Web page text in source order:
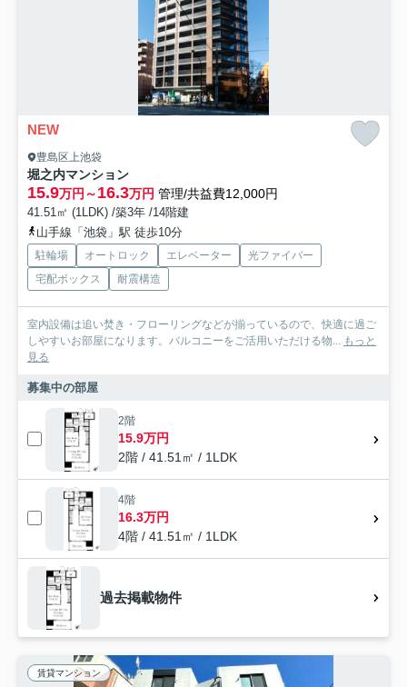
NEW
豊島区上池袋
堀之内マンション
15.9万円～16.3万円 管理/共益費12,000円
41.51㎡ (1LDK) /築3年 /14階建
山手線「池袋」駅 徒歩10分
駐輪場 オートロック エレベーター
光ファイバー
宅配ボックス
耐震構造
室内設備は追い焚き・フローリングなどが揃っているので、快適に過ご
しやすいお部屋になります。バルコニーをご活用いただける物...
もっと
見る
募集中の部屋
2階
15.9万円
2階 / 41.51㎡ / 1LDK
4階
16.3万円
4階 / 41.51㎡ / 1LDK
過去掲載物件
賃貸マンション